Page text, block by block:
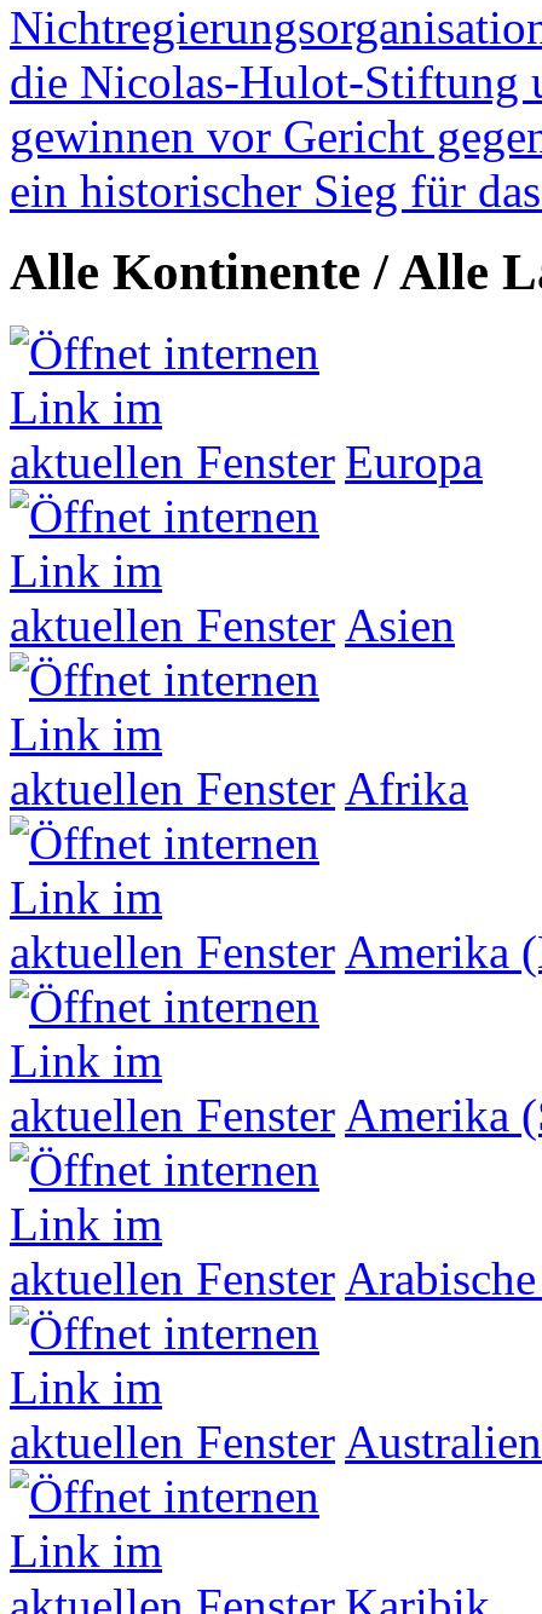
die Nicolas-Hulot-Stiftung
gewinnen vor Gericht
ein historischer Sieg für
Alle Kontinente / Alle
Europa
Asien
Afrika
Amerika
Amerika
Australien